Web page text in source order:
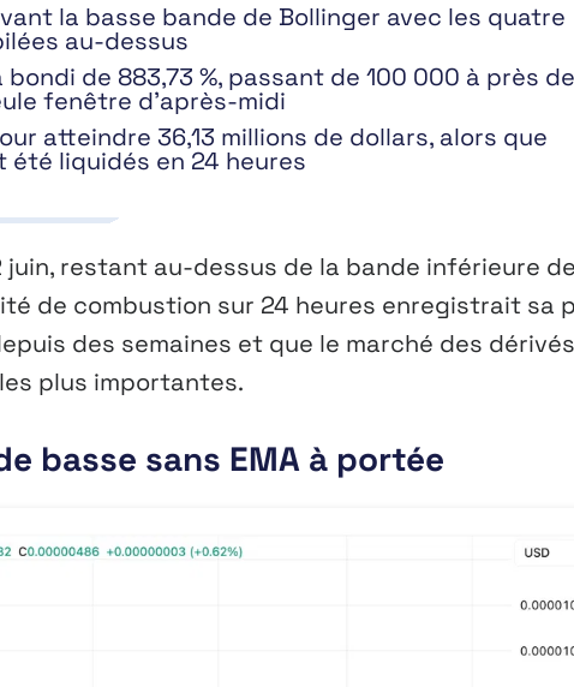
la basse bande de Bollinger avec les quatre
au-dessus
de 883,73 %, passant de 100 000 à près de
fenêtre d’après-midi
atteindre 36,13 millions de dollars, alors que
liquidés en 24 heures
juin, restant au-dessus de la bande inférieure de
de combustion sur 24 heures enregistrait sa
des semaines et que le marché des dérivés
plus importantes.
basse sans EMA à portée